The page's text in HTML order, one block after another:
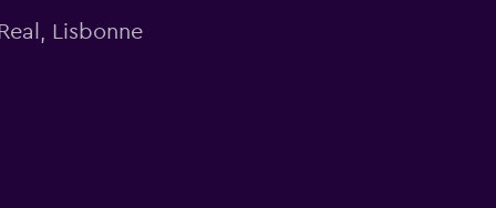
Lisbonne